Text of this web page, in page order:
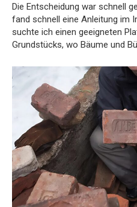
Die Entscheidung war schnell
fand schnell eine Anleitung im
suchte ich einen geeigneten
Grundstücks, wo Bäume und